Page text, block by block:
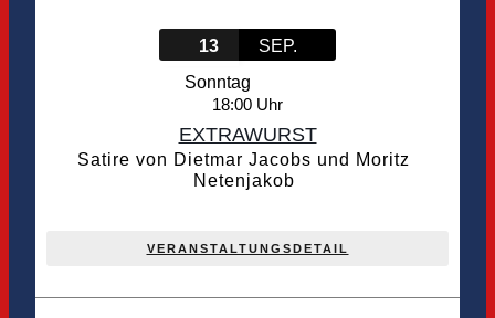
13
SEP.
Sonntag
18:00
EXTRAWURST
Satire von Dietmar Jacobs und Moritz
Netenjakob
VERANSTALTUNGSDETAIL